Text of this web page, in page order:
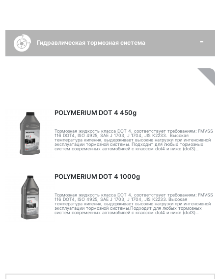
Гидравлическая тормозная система
POLYMERIUM DOT 4 450g
Тормозная жидкость класса DOT 4, соответствует требованиям: FMVSS
116 DOT4, ISO 4925, SAE J 1703, J 1704, JIS K2233. Высокая
температура кипения, выдерживает высокие нагрузки при интенсивной
эксплуатации тормозной системы. Подходит для любых тормозных
систем современных автомобилей с классом dot4 и ниже (dot3)...
POLYMERIUM DOT 4 1000g
Тормозная жидкость класса DOT 4, соответствует требованиям: FMVSS
116 DOT4, ISO 4925, SAE J 1703, J 1704, JIS K2233. Высокая
температура кипения, выдерживает высокие нагрузки при интенсивной
эксплуатации тормозной системы.Подходит для любых тормозных
систем современных автомобилей с классом dot4 и ниже (dot3)...